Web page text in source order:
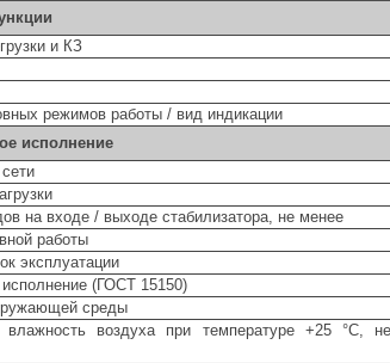
и КЗ
режимов работы / вид индикации
исполнение
на входе / выходе стабилизатора, не менее
работы
эксплуатации
(ГОСТ 15150)
среды
влажность воздуха при температуре +25 °С, не